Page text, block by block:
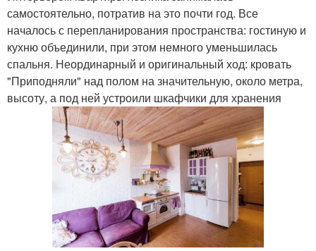
самостоятельно, потратив на это почти год. Все
началось с перепланирования пространства: гостиную и
кухню объединили, при этом немного уменьшилась
спальня. Неординарный и оригинальный ход: кровать
"Приподняли" над полом на значительную, около метра,
высоту, а под ней устроили шкафчики для хранения